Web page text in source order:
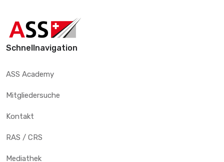
Schnellnavigation
ASS Academy
Mitgliedersuche
Kontakt
RAS / CRS
Mediathek